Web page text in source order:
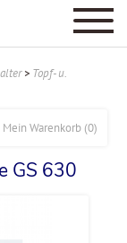
> Topf- u.
Mein Warenkorb (0)
GS 630